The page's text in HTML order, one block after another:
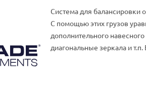
Система для балансировки
С помощью этих грузов
дополнительного
диагональные зеркала и т.п.